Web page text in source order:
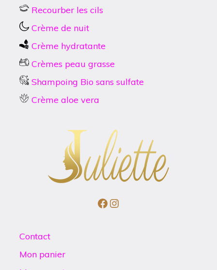
Recourber les cils
Crème de nuit
Crème hydratante
Crèmes peau grasse
Shampoing Bio sans sulfate
Crème aloe vera
Facebook
Instagram
Contact
Mon panier